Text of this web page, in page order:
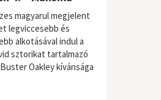
magyarul megjelent
legviccesebb és
alkotásával indul a
sztorikat tartalmazó
Oakley kívánsága